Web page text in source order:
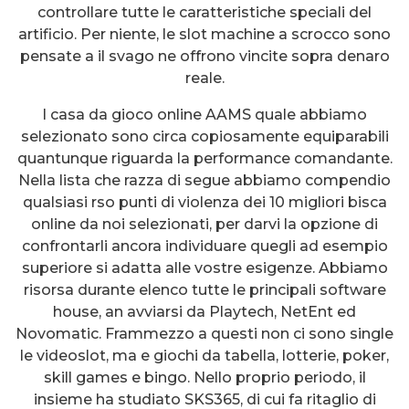
controllare tutte le caratteristiche speciali del
artificio. Per niente, le slot machine a scrocco sono
pensate a il svago ne offrono vincite sopra denaro
reale.
I casa da gioco online AAMS quale abbiamo
selezionato sono circa copiosamente equiparabili
quantunque riguarda la performance comandante.
Nella lista che razza di segue abbiamo compendio
qualsiasi rso punti di violenza dei 10 migliori bisca
online da noi selezionati, per darvi la opzione di
confrontarli ancora individuare quegli ad esempio
superiore si adatta alle vostre esigenze. Abbiamo
risorsa durante elenco tutte le principali software
house, an avviarsi da Playtech, NetEnt ed
Novomatic. Frammezzo a questi non ci sono single
le videoslot, ma e giochi da tabella, lotterie, poker,
skill games e bingo. Nello proprio periodo, il
insieme ha studiato SKS365, di cui fa ritaglio di